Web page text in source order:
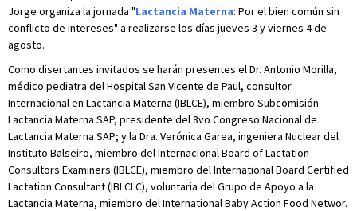
Jorge organiza la jornada "Lactancia Materna: Por el bien común sin
conflicto de intereses" a realizarse los días jueves 3 y viernes 4 de
agosto.
Como disertantes invitados se harán presentes el Dr. Antonio Morilla,
médico pediatra del Hospital San Vicente de Paul, consultor
Internacional en Lactancia Materna (IBLCE), miembro Subcomisión
Lactancia Materna SAP, presidente del 8vo Congreso Nacional de
Lactancia Materna SAP; y la Dra. Verónica Garea, ingeniera Nuclear del
Instituto Balseiro, miembro del Internacional Board of Lactation
Consultors Examiners (IBLCE), miembro del International Board Certified
Lactation Consultant (IBLCLC), voluntaria del Grupo de Apoyo a la
Lactancia Materna, miembro del International Baby Action Food Networ.